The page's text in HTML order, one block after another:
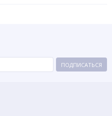
ПОДПИСАТЬСЯ